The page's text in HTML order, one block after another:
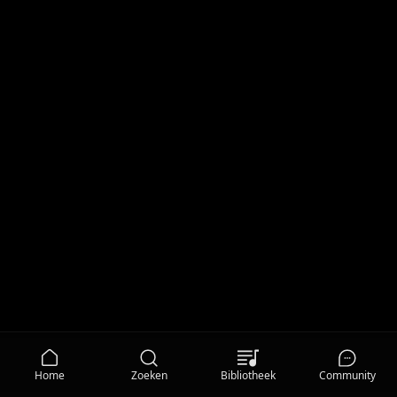
Home Zoeken Bibliotheek Community